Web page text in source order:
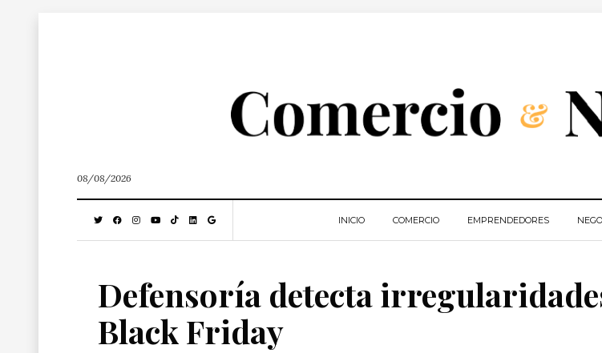
08/08/2026
INICIO COMERCIO EMPRENDEDORES
Defensoría detecta
Black Friday